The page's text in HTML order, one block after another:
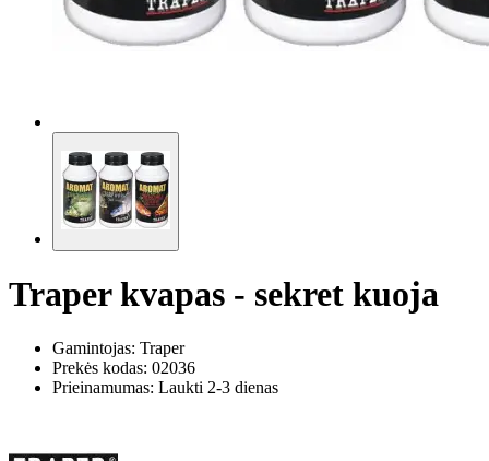
Traper kvapas - sekret kuoja
Gamintojas: Traper
Prekės kodas: 02036
Prieinamumas: Laukti 2-3 dienas